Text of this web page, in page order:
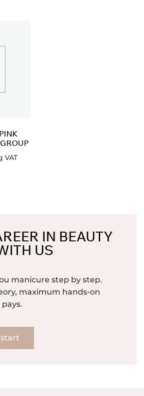
VAT
IN BEAUTY
US
manicure step by step.
maximum hands-on